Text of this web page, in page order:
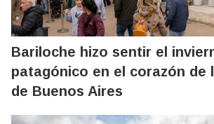
Bariloche hizo sentir el
patagónico en el corazón de
de Buenos Aires